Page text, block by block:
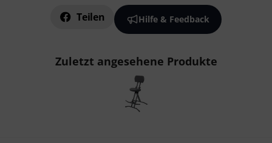
Teilen Hilfe & Feedback
Zuletzt angesehene Produkte